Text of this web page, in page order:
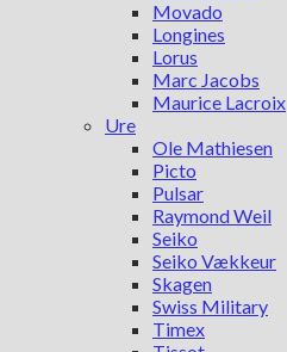
Movado
Longines
Lorus
Marc Jacobs
Maurice Lacroix
Ure
Ole Mathiesen
Picto
Pulsar
Raymond Weil
Seiko
Seiko Vækkeur
Skagen
Swiss Military
Timex